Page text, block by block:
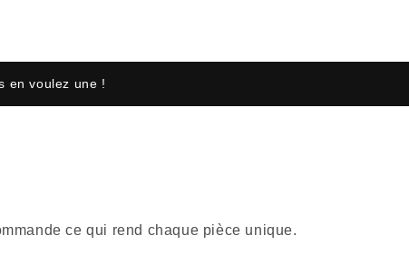
en voulez une !
ce qui rend chaque pièce unique.